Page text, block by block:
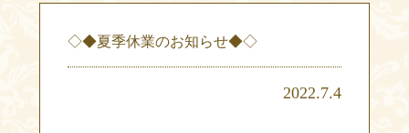
◇◆夏季休業のお知らせ◆◇
2022.7.4